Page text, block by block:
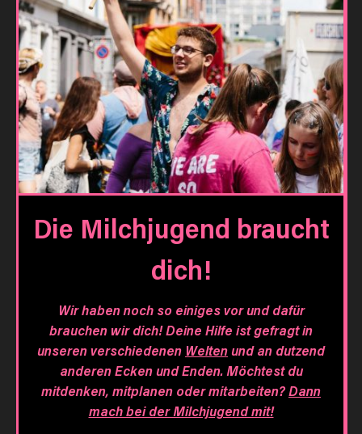
Die Milchjugend braucht
dich!
Wir haben noch so einiges vor und dafür
brauchen wir dich! Deine Hilfe ist gefragt in
unseren verschiedenen Weltenund an dutzend
anderen Ecken und Enden. Möchtest du
mitdenken, mitplanen oder mitarbeiten?Dann
mach bei der Milchjugend mit!